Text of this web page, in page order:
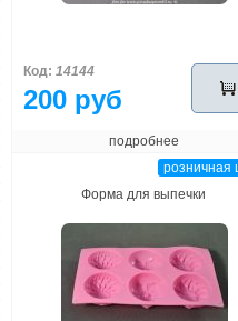
Код: 14144
200 руб
подробнее
розничная
Форма для выпечки